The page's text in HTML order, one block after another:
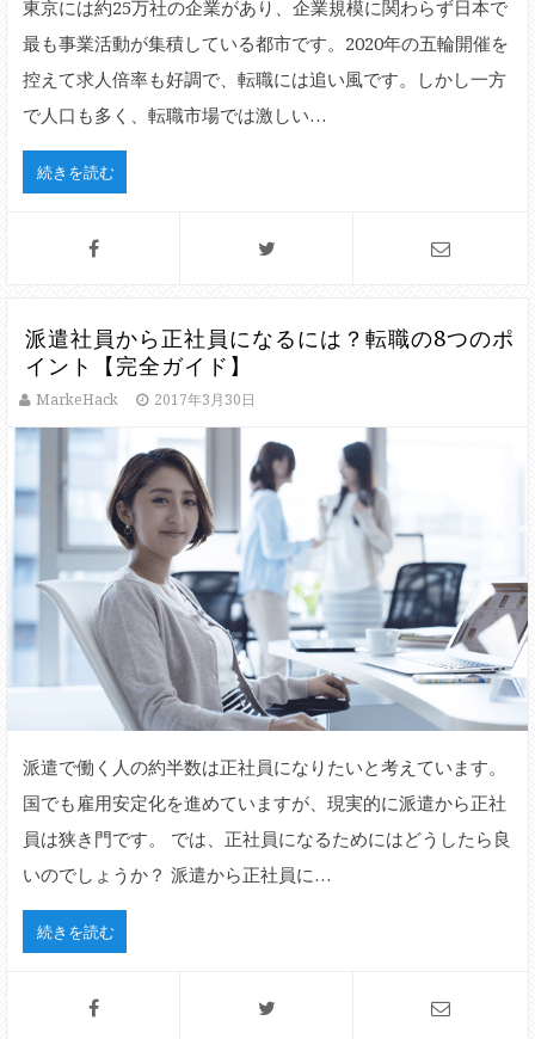
東京には約25万社の企業があり、企業規模に関わらず日本で
最も事業活動が集積している都市です。2020年の五輪開催を
控えて求人倍率も好調で、転職には追い風です。しかし一方
で人口も多く、転職市場では激しい…
続きを読む
派遣社員から正社員になるには？転職の8つのポ
イント【完全ガイド】
MarkeHack 2017年3月30日
派遣で働く人の約半数は正社員になりたいと考えています。
国でも雇用安定化を進めていますが、現実的に派遣から正社
員は狭き門です。 では、正社員になるためにはどうしたら良
いのでしょうか？ 派遣から正社員に…
続きを読む